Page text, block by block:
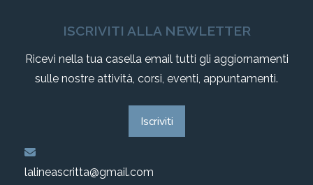
ISCRIVITI ALLA NEWLETTER
Ricevi nella tua casella email tutti gli aggiornamenti
sulle nostre attività, corsi, eventi, appuntamenti.
Iscriviti
lalineascritta@gmail.com